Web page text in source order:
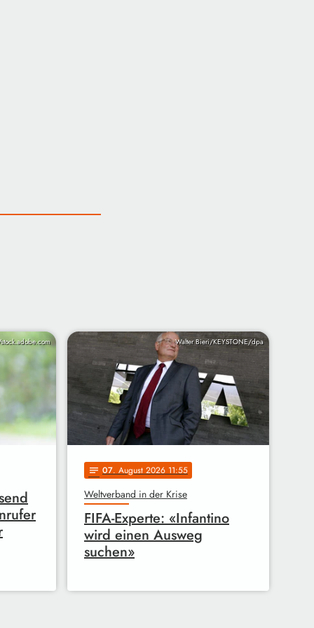
Walter Bieri/KEYSTONE/dpa
notes 07. August 2026 11:55
Weltverband in der Krise
FIFA-Experte: «Infantino
wird einen Ausweg
suchen»